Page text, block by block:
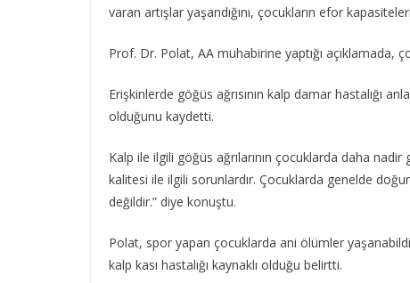
varan artışlar yaşandığını, çocukların efor
Prof. Dr. Polat, AA muhabirine yaptığı açıklamada,
Erişkinlerde göğüs ağrısının kalp damar hastalığı
olduğunu kaydetti.
Kalp ile ilgili göğüs ağrılarının çocuklarda daha
kalitesi ile ilgili sorunlardır. Çocuklarda genelde
değildir.” diye konuştu.
Polat, spor yapan çocuklarda ani ölümler
kalp kası hastalığı kaynaklı olduğu belirtti.